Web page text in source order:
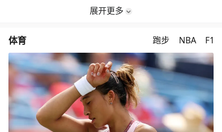
展开更多
体育 跑步 NBA F1